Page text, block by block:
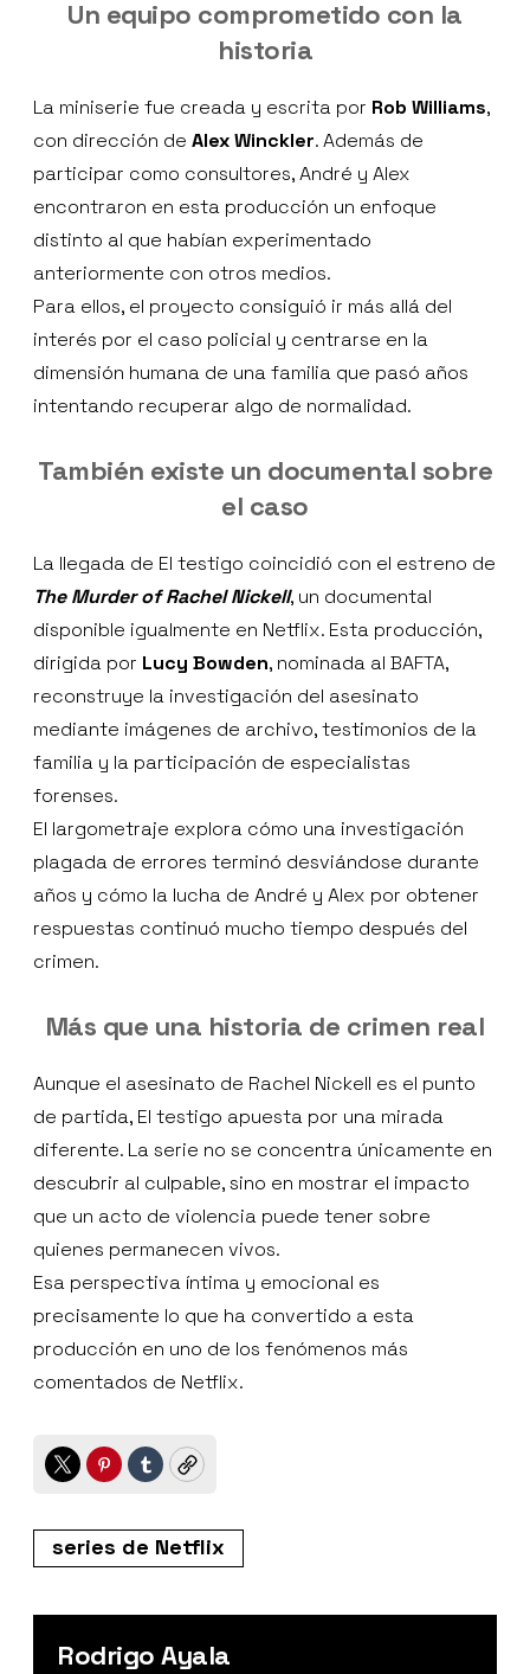
Un equipo comprometido con la
historia
La miniserie fue creada y escrita por Rob Williams,
con dirección de Alex Winckler. Además de
participar como consultores, André y Alex
encontraron en esta producción un enfoque
distinto al que habían experimentado
anteriormente con otros medios.
Para ellos, el proyecto consiguió ir más allá del
interés por el caso policial y centrarse en la
dimensión humana de una familia que pasó años
intentando recuperar algo de normalidad.
También existe un documental sobre
el caso
La llegada de El testigo coincidió con el estreno de
The Murder of Rachel Nickell, un documental
disponible igualmente en Netflix. Esta producción,
dirigida por Lucy Bowden, nominada al BAFTA,
reconstruye la investigación del asesinato
mediante imágenes de archivo, testimonios de la
familia y la participación de especialistas
forenses.
El largometraje explora cómo una investigación
plagada de errores terminó desviándose durante
años y cómo la lucha de André y Alex por obtener
respuestas continuó mucho tiempo después del
crimen.
Más que una historia de crimen real
Aunque el asesinato de Rachel Nickell es el punto
de partida, El testigo apuesta por una mirada
diferente. La serie no se concentra únicamente en
descubrir al culpable, sino en mostrar el impacto
que un acto de violencia puede tener sobre
quienes permanecen vivos.
Esa perspectiva íntima y emocional es
precisamente lo que ha convertido a esta
producción en uno de los fenómenos más
comentados de Netflix.
TwitterPinterest
TumblrCopy
series de Netflix
Rodrigo Ayala